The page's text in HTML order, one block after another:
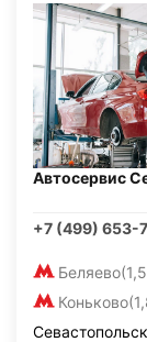
Автосервис
+7 (499) 653-
Беляево
Коньково